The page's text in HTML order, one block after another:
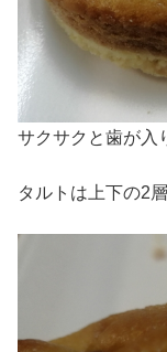
サクサクと歯が入
タルトは上下の2